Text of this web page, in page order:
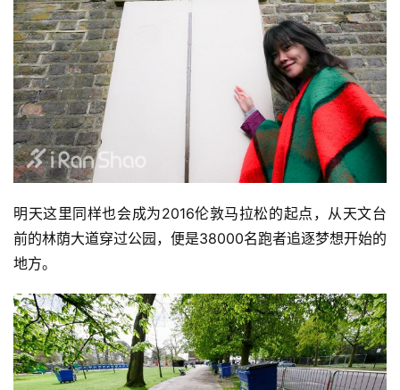
明天这里同样也会成为2016伦敦马拉松的起点，从天文台
前的林荫大道穿过公园，便是38000名跑者追逐梦想开始的
地方。